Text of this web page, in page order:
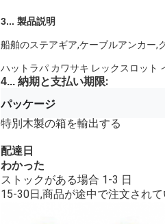
3... 製品説明
船舶のステアギア,ケーブルアンカー,
ハットラパ カワサキ レックスロット
4... 納期と支払い期限:
パッケージ
特別木製の箱を輸出する
配達日
わかった
ストックがある場合 1-3 日
15-30日,商品が途中で注文され